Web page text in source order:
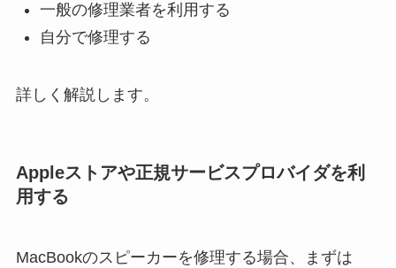
一般の修理業者を利用する
自分で修理する
詳しく解説します。
Appleストアや正規サービスプロバイダを利
用する
MacBookのスピーカーを修理する場合、まずは